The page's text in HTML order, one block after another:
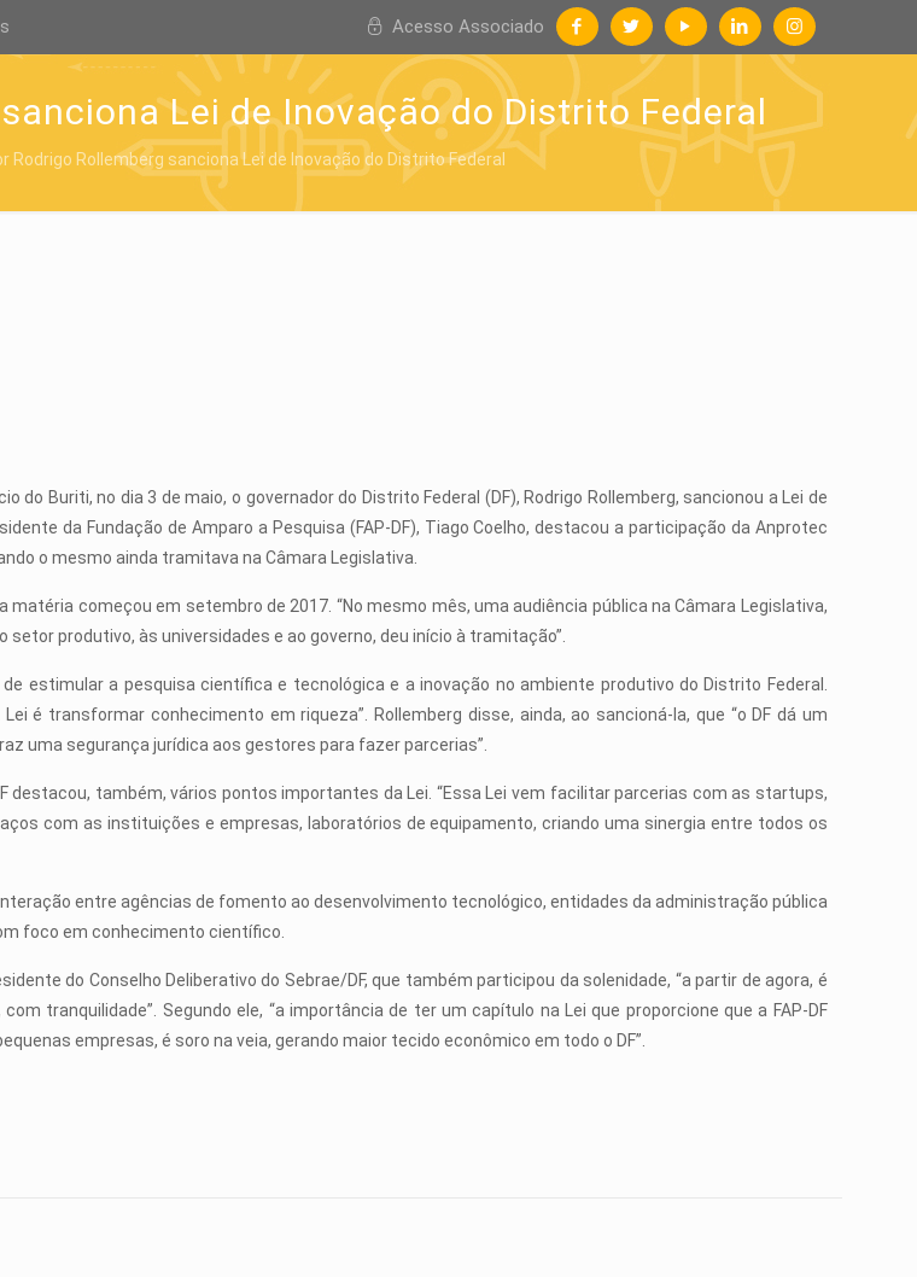
Acesso Associado
Lei de Inovação do Distrito Federal
Rodrigo Rollemberg sanciona Lei de Inovação do Distrito Federal
do Buriti, no dia 3 de maio, o governador do Distrito Federal (DF), Rodrigo Rollemberg, sancionou a Lei de
da Fundação de Amparo a Pesquisa (FAP-DF), Tiago Coelho, destacou a participação da Anprotec
o mesmo ainda tramitava na Câmara Legislativa.
matéria começou em setembro de 2017. “No mesmo mês, uma audiência pública na Câmara Legislativa,
setor produtivo, às universidades e ao governo, deu início à tramitação”.
estimular a pesquisa científica e tecnológica e a inovação no ambiente produtivo do Distrito Federal.
é transformar conhecimento em riqueza”. Rollemberg disse, ainda, ao sancioná-la, que “o DF dá um
uma segurança jurídica aos gestores para fazer parcerias”.
destacou, também, vários pontos importantes da Lei. “Essa Lei vem facilitar parcerias com as startups,
com as instituições e empresas, laboratórios de equipamento, criando uma sinergia entre todos os
entre agências de fomento ao desenvolvimento tecnológico, entidades da administração pública
foco em conhecimento científico.
do Conselho Deliberativo do Sebrae/DF, que também participou da solenidade, “a partir de agora, é
tranquilidade”. Segundo ele, “a importância de ter um capítulo na Lei que proporcione que a FAP-DF
empresas, é soro na veia, gerando maior tecido econômico em todo o DF”.